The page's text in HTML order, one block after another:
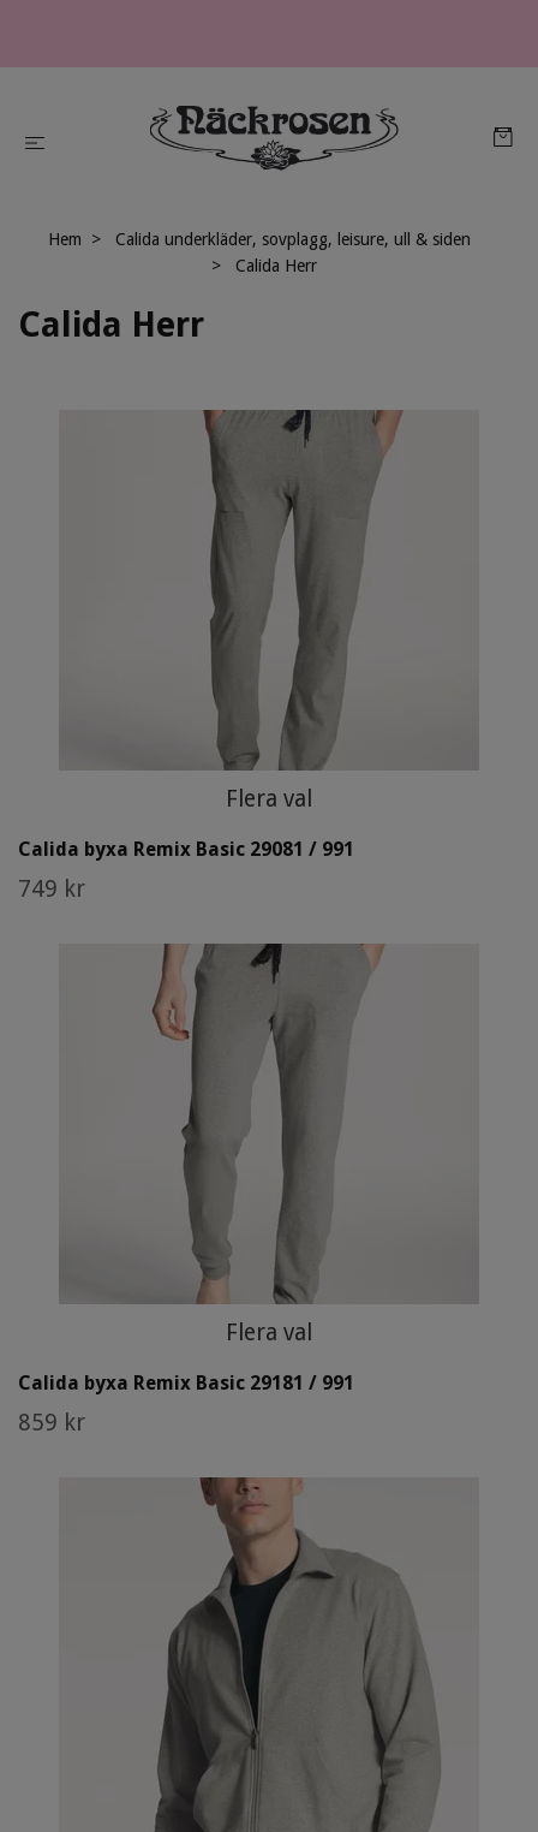
Hem
Calida underkläder, sovplagg, leisure, ull & siden
Calida Herr
Calida Herr
Flera val
Calida byxa Remix Basic 29081 / 991
749 kr
Flera val
Calida byxa Remix Basic 29181 / 991
859 kr